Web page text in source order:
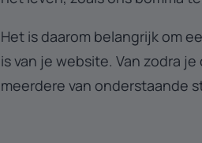
Het is daarom belangrijk om
is van je website. Van zodra
meerdere van onderstaande